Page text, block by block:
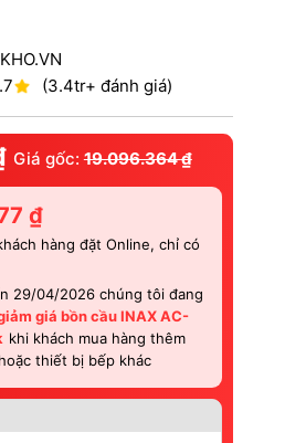
(3.4tr+ đánh giá)
Giá gốc: 19.096.364₫
₫
hàng đặt Online, chỉ có
29/04/2026 chúng tôi đang
giá bồn cầu INAX AC-
khi khách mua hàng thêm
thiết bị bếp khác